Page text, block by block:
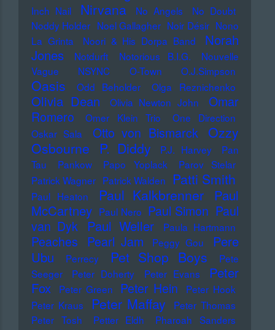
Inch Nail
Nirvana No Angels
No Doubt
Noddy Holder Noel Gallagher Noir Désir Nono
La Grinta
Noori & His Dorpa Band
Norah
Jones
Notdurft Notorious B.I.G.
Nouvelle
Vague
NSYNC O-Town O.J.Simpson
Oasis Odd Beholder Olga Reznichenko
Olivia Dean Olivia Newton John
Omar
Romero
Omer Klein Trio
One Direction
Oskar Sala
Otto von Bismarck Ozzy
Osbourne
P. Diddy P.J. Harvey
Pan
Tau
Pankow Papo Yoplack
Parov Stelar
Patrick Wagner Patrick Walden Patti Smith
Paul Heaton Paul Kalkbrenner
Paul
McCartney Paul Nero Paul Simon Paul
van Dyk Paul Weller Paula Hartmann
Peaches Pearl Jam Peggy Gou
Pere
Ubu
Perrecy Pet Shop Boys
Pete
Seeger
Peter Doherty Peter Evans
Peter
Fox
Peter Green Peter Hein
Peter Hook
Peter Kraus
Peter Maffay
Peter Thomas
Peter Tosh
Petter Eldh Pharoah Sanders